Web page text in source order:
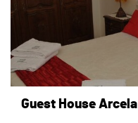
Guest House Arcela